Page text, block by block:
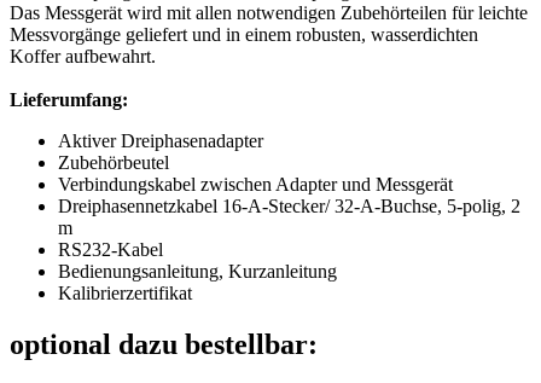
Das Messgerät wird mit allen notwendigen Zubehörteilen für leichte
Messvorgänge geliefert und in einem robusten, wasserdichten
Koffer aufbewahrt.
Lieferumfang:
Aktiver Dreiphasenadapter
Zubehörbeutel
Verbindungskabel zwischen Adapter und Messgerät
Dreiphasennetzkabel 16-A-Stecker/ 32-A-Buchse, 5-polig, 2
m
RS232-Kabel
Bedienungsanleitung, Kurzanleitung
Kalibrierzertifikat
optional dazu bestellbar: